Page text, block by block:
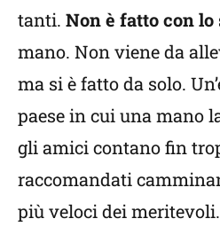
tanti. Non è fatto con
mano. Non viene da
ma si è fatto da solo.
paese in cui una mano
gli amici contano fin
raccomandati
più veloci dei meritevoli.